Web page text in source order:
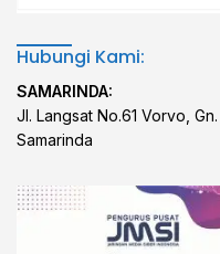
Hubungi Kami:
SAMARINDA:
Jl. Langsat No.61 Vorvo,
Samarinda